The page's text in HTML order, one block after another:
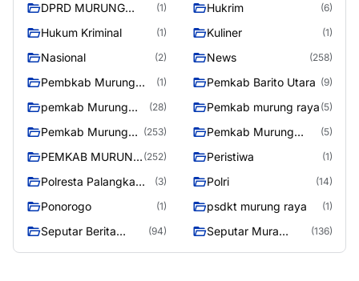
DPRD MURUNG
(1) Hukrim (6)
Hukum Kriminal (1) Kuliner (1)
Nasional (2) News (258)
Pembkab Murung
(1) Pemkab Barito Utara (9)
pemkab Murung
(28) Pemkab murung raya (5)
Pemkab Murung
(253)
Pemkab Murung
(5)
PEMKAB MURUNG (252) Peristiwa (1)
Polresta Palangka
(3) Polri (14)
Ponorogo (1) psdkt murung raya (1)
Seputar Berita
(94)
Seputar Mura
(136)